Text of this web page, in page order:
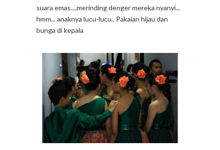
suara emas....merinding denger mereka nyanyi...
hmm... anaknya lucu-lucu.. Pakaian hijau dan
bunga di kepala